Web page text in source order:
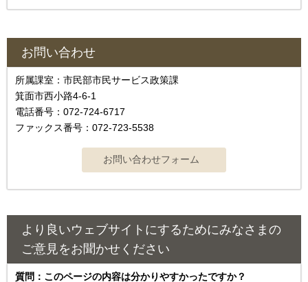
お問い合わせ
所属課室：市民部市民サービス政策課
箕面市西小路4‐6‐1
電話番号：072-724-6717
ファックス番号：072-723-5538
より良いウェブサイトにするためにみなさまの
ご意見をお聞かせください
質問：このページの内容は分かりやすかったですか？